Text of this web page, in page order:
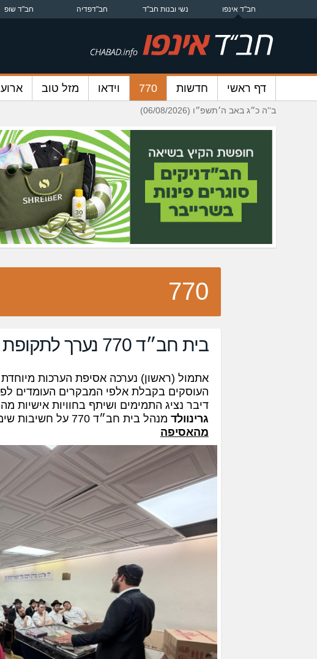
חב"ד אינפו נשי ובנות חב"ד חב"דפדיה חב"ד שופ
דף ראשי חדשות 770 וידאו מזל טוב
ב''ה כ״ג באב ה׳תשפ״ו (06/08/2026)
770
בית חב״ד 770 נערך לתקופת הקיץ
העוסקים בקבלת אלפי המבקרים העומדים
דיבר נציג התמימים ושיתף בחוויות אישיות
גרינוולד מנהל בית חב״ד 770 על חשיבות שימת לב לכל מי שנכנס ל-770 •
מהאסיפה